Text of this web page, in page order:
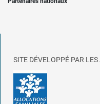
SITE DÉVELOPPÉ PAR